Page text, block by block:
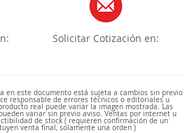
Solicitar Cotización en:
en este documento está sujeta a cambios sin previo
responsable de errores técnicos o editoriales u
real puede variar la imagen mostrada. Las
variar sin previo aviso. Ventas por internet u
de stock ( requieren confirmación de un
venta final, solamente una orden )